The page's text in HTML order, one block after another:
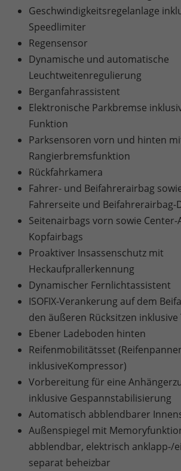
Geschwindigkeitsregelanlage
Speedlimiter
Regensensor
Dynamische und automatische
Leuchtweitenregulierung
Berganfahrassistent
Elektronische Parkbremse
Funktion
Parksensoren vorn und hinten
Rangierbremsfunktion
Rückfahrkamera
Fahrer- und Beifahrerairbag
Fahrerseite und Beifahrerairbag-
Seitenairbags vorn sowie
Kopfairbags
Proaktiver Insassenschutz mit
Heckaufprallerkennung
Dynamischer Fernlichtassistent
ISOFIX-Verankerung auf dem
den äußeren Rücksitzen
Ebener Ladeboden hinten
Reifenmobilitätsset
inklusiveKompressor)
Vorbereitung für eine
inklusive Gespannstabilisierung
Automatisch abblendbarer
Außenspiegel mit
abblendbar, elektrisch anklapp-/
separat beheizbar